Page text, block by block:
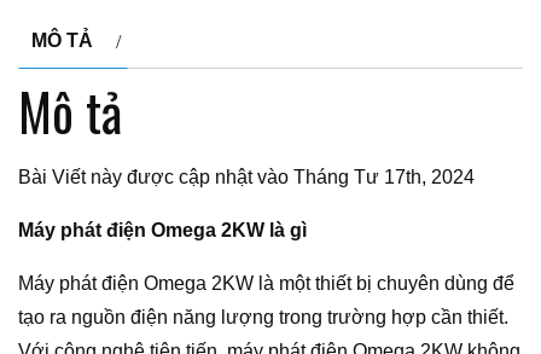
MÔ TẢ
Mô tả
Bài Viết này được cập nhật vào Tháng Tư 17th, 2024
Máy phát điện Omega 2KW là gì
Máy phát điện Omega 2KW là một thiết bị chuyên dùng để
tạo ra nguồn điện năng lượng trong trường hợp cần thiết.